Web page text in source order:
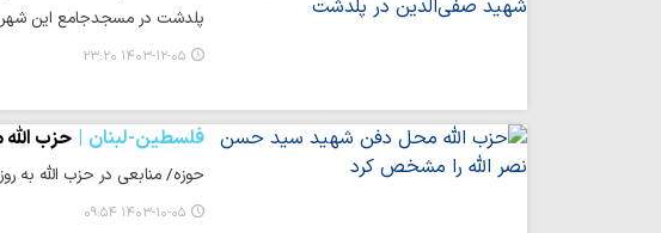
پلدشت در مسجدجامع این شهر
۱۴۰۳-۱۲-۰۵ ۲۳:۲۰
فلسطین-لبنان حزب
حوزه/ منابعی در حزب الله
۱۴۰۳-۱۰-۰۵ ۰۹:۵۴